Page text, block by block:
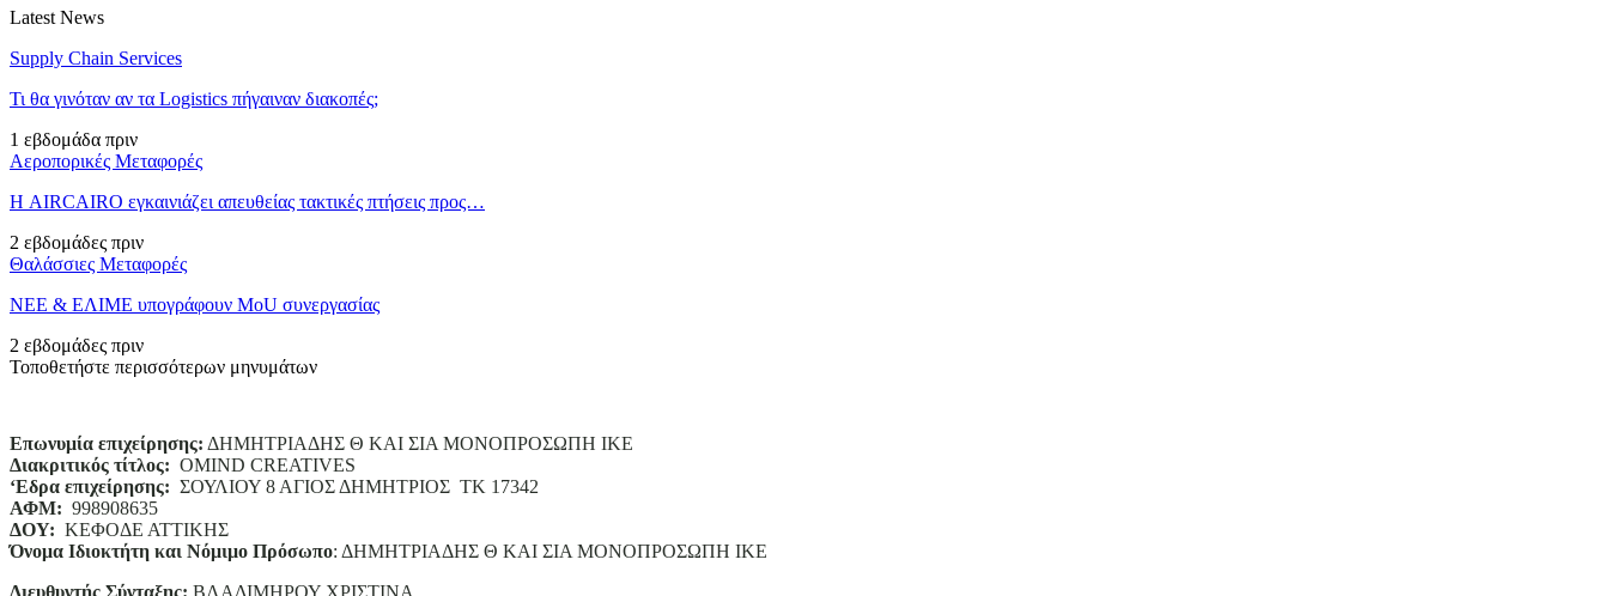
Latest News
Supply Chain Services
Τι θα γινόταν αν τα Logistics πήγαιναν διακοπές;
1 εβδομάδα πριν
Αεροπορικές Μεταφορές
Η AIRCAIRO εγκαινιάζει απευθείας τακτικές πτήσεις προς…
2 εβδομάδες πριν
Θαλάσσιες Μεταφορές
ΝΕΕ & ΕΛΙΜΕ υπογράφουν MoU συνεργασίας
2 εβδομάδες πριν
Τοποθετήστε περισσότερων μηνυμάτων
Επωνυμία επιχείρησης: ΔΗΜΗΤΡΙΑΔΗΣ Θ ΚΑΙ ΣΙΑ ΜΟΝΟΠΡΟΣΩΠΗ ΙΚΕ
Διακριτικός τίτλος: ΟΜΙΝD CREATIVES
‘Eδρα επιχείρησης: ΣΟΥΛΙΟΥ 8 ΑΓΙΟΣ ΔΗΜΗΤΡΙΟΣ ΤΚ 17342
ΑΦΜ: 998908635
ΔΟΥ: ΚΕΦΟΔΕ ΑΤΤΙΚΗΣ
Όνομα Ιδιοκτήτη και Νόμιμο Πρόσωπο: ΔΗΜΗΤΡΙΑΔΗΣ Θ ΚΑΙ ΣΙΑ ΜΟΝΟΠΡΟΣΩΠΗ ΙΚΕ
Διευθυντής Σύνταξης: ΒΛΑΔΙΜΗΡΟΥ ΧΡΙΣΤΙΝΑ